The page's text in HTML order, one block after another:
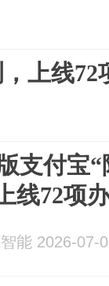
上线72
支付宝“
线72项
能 2026-07-